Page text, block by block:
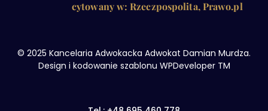
cytowany w: Rzeczpospolita, Prawo.pl
© 2025 Kancelaria Adwokacka Adwokat Damian Murdza.
Design i kodowanie szablonu WPDeveloper TM